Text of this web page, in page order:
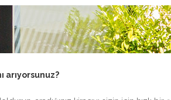
arıyorsunuz?